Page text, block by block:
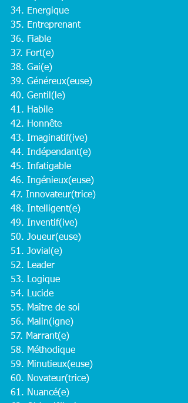
34. Energique
35. Entreprenant
36. Fiable
37. Fort(e)
38. Gai(e)
39. Généreux(euse)
40. Gentil(le)
41. Habile
42. Honnête
43. Imaginatif(ive)
44. Indépendant(e)
45. Infatigable
46. Ingénieux(euse)
47. Innovateur(trice)
48. Intelligent(e)
49. Inventif(ive)
50. Joueur(euse)
51. Jovial(e)
52. Leader
53. Logique
54. Lucide
55. Maître de soi
56. Malin(igne)
57. Marrant(e)
58. Méthodique
59. Minutieux(euse)
60. Novateur(trice)
61. Nuancé(e)